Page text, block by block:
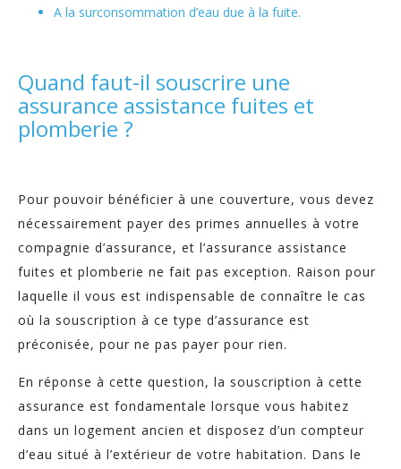
A la surconsommation d’eau due à la fuite.
Quand faut-il souscrire une
assurance assistance fuites et
plomberie ?
Pour pouvoir bénéficier à une couverture, vous devez
nécessairement payer des primes annuelles à votre
compagnie d’assurance, et l’assurance assistance
fuites et plomberie ne fait pas exception. Raison pour
laquelle il vous est indispensable de connaître le cas
où la souscription à ce type d’assurance est
préconisée, pour ne pas payer pour rien.
En réponse à cette question, la souscription à cette
assurance est fondamentale lorsque vous habitez
dans un logement ancien et disposez d’un compteur
d’eau situé à l’extérieur de votre habitation. Dans le